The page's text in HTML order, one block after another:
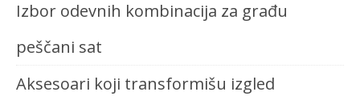
Izbor odevnih kombinacija za građu
peščani sat
Aksesoari koji transformišu izgled